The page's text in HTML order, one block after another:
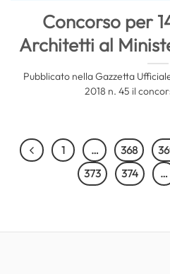
Concorso per
Architetti al
Pubblicato nella Gazzetta
2018 n. 45 il
1 … 368
373
374 …